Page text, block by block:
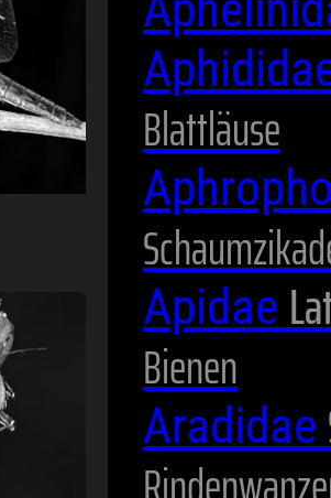
Blattläuse
Apidae
Bienen
Aradidae